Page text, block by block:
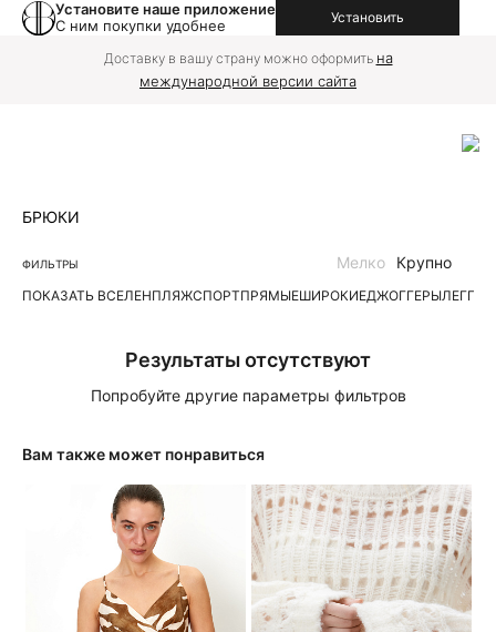
Установите наше приложение
С ним покупки удобнее
Установить
Доставку в вашу страну можно оформить на
международной версии сайта
БРЮКИ
ФИЛЬТРЫ
ПОКАЗАТЬ ВСЕЛЕНПЛЯЖСПОРТПРЯМЫЕШИРОКИЕДЖОГГЕРЫ
Мелко Крупно
Результаты отсутствуют
Попробуйте другие параметры фильтров
Вам также может понравиться